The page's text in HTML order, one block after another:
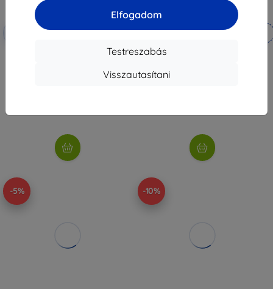
Elfogadom
Testreszabás
Visszautasítani
Kedvezmény
EXTRA10
Colmi Smartring R10 17,9MM 7
-10%
Kedvezmény
Colmi V89 okosóra (arany)
-5% -10%